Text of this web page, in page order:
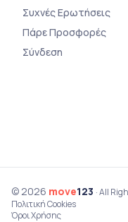
Συχνές Ερωτήσεις
Πάρε Προσφορές
Σύνδεση
© 2026 move123 · All
Πολιτική Cookies
Όροι Χρήσης